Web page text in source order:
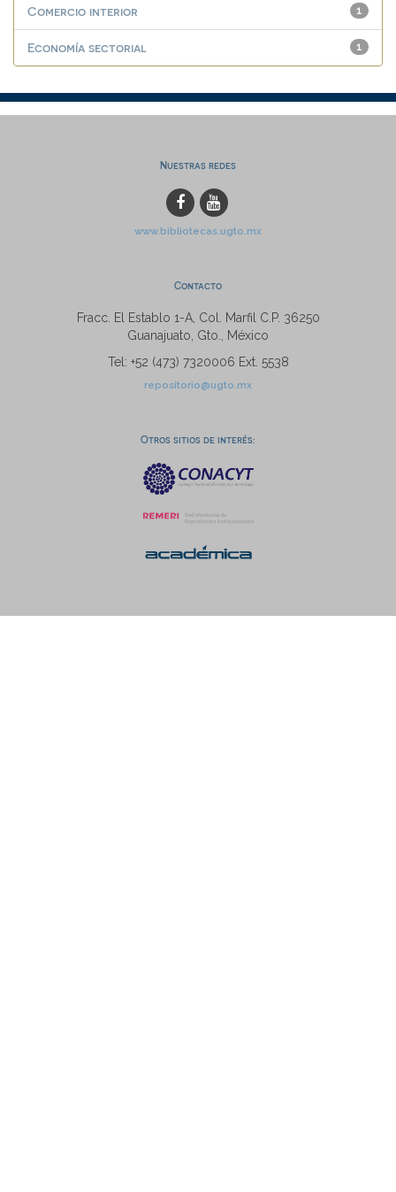
1
Comercio interior
1
Economía sectorial
Nuestras redes
www.bibliotecas.ugto.mx
Contacto
Fracc. El Establo 1-A, Col. Marfil C.P. 36250
Guanajuato, Gto., México
Tel: +52 (473) 7320006 Ext. 5538
repositorio@ugto.mx
Otros sitios de interés: